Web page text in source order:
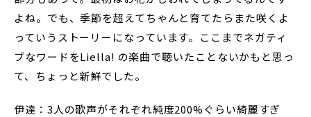
よね。でも、季節を超えてちゃんと育てたらまた咲くよ
っていうストーリーになっています。ここまでネガティ
ブなワードをLiella! の楽曲で聴いたことないかもと思っ
て、ちょっと新鮮でした。
伊達：3人の歌声がそれぞれ純度200%ぐらい綺麗すぎ